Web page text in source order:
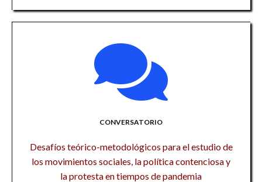
CONVERSATORIO
Desafíos teórico-metodológicos para el estudio de
los movimientos sociales, la política contenciosa y
la protesta en tiempos de pandemia